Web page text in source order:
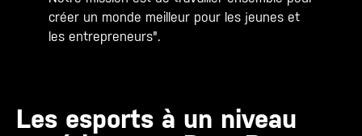
créer un monde meilleur pour les jeunes et
les entrepreneurs".
Les esports à un niveau